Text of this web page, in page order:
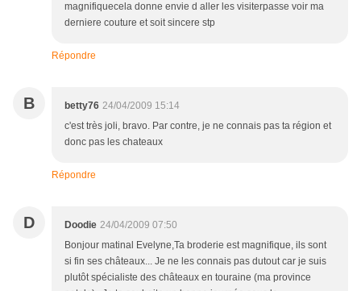
magnifiquecela donne envie d aller les visiterpasse voir ma
derniere couture et soit sincere stp
Répondre
B betty76 24/04/2009 15:14
c'est très joli, bravo. Par contre, je ne connais pas ta région et
donc pas les chateaux
Répondre
D Doodie 24/04/2009 07:50
Bonjour matinal Evelyne,Ta broderie est magnifique, ils sont
si fin ses châteaux... Je ne les connais pas dutout car je suis
plutôt spécialiste des châteaux en touraine (ma province